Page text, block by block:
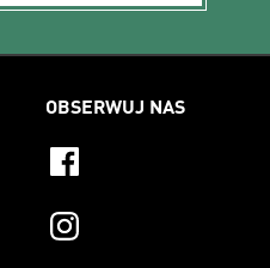
OBSERWUJ NAS